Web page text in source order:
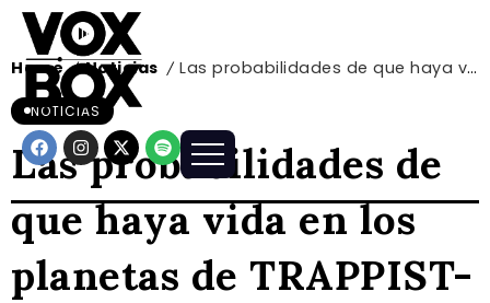
Home / Noticias / Las probabilidades de que haya vida en los planetas de TRAPPIST-1h son cada vez mayores
NOTICIAS
Las probabilidades de
que haya vida en los
planetas de TRAPPIST-